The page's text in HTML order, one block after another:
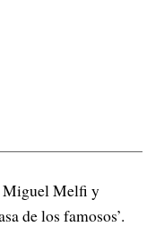
Miguel Melfi y
de los famosos’.